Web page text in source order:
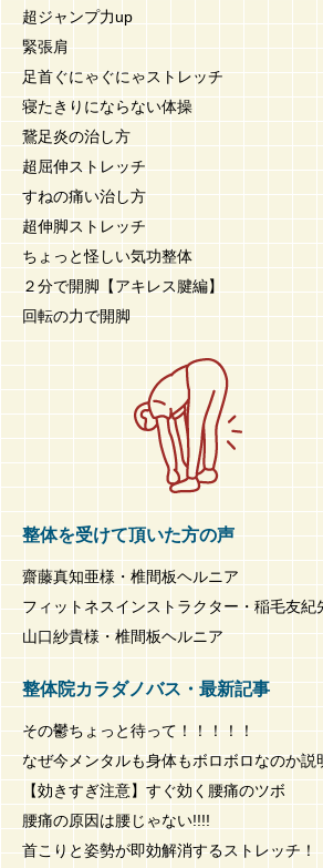
超ジャンプ力up
緊張肩
足首ぐにゃぐにゃストレッチ
寝たきりにならない体操
鵞足炎の治し方
超屈伸ストレッチ
すねの痛い治し方
超伸脚ストレッチ
ちょっと怪しい気功整体
２分で開脚【アキレス腱編】
回転の力で開脚
整体を受けて頂いた方の声
齋藤真知亜様・椎間板ヘルニア
フィットネスインストラクター・稲毛友紀
山口紗貴様・椎間板ヘルニア
整体院カラダノバス・最新記事
その鬱ちょっと待って！！！！！
なぜ今メンタルも身体もボロボロなのか説
【効きすぎ注意】すぐ効く腰痛のツボ
腰痛の原因は腰じゃない!!!!
首こりと姿勢が即効解消するストレッチ！